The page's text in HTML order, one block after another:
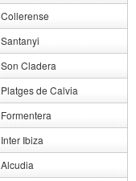
Collerense
Santanyi
Son Cladera
Platges de Calvia
Formentera
Inter Ibiza
Alcudia